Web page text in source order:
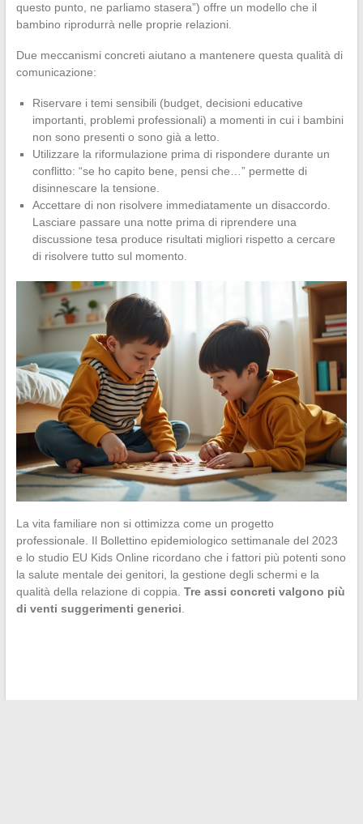
questo punto, ne parliamo stasera”) offre un modello che il
bambino riprodurrà nelle proprie relazioni.
Due meccanismi concreti aiutano a mantenere questa qualità di
comunicazione:
Riservare i temi sensibili (budget, decisioni educative
importanti, problemi professionali) a momenti in cui i bambini
non sono presenti o sono già a letto.
Utilizzare la riformulazione prima di rispondere durante un
conflitto: “se ho capito bene, pensi che…” permette di
disinnescare la tensione.
Accettare di non risolvere immediatamente un disaccordo.
Lasciare passare una notte prima di riprendere una
discussione tesa produce risultati migliori rispetto a cercare
di risolvere tutto sul momento.
La vita familiare non si ottimizza come un progetto
professionale. Il Bollettino epidemiologico settimanale del 2023
e lo studio EU Kids Online ricordano che i fattori più potenti sono
la salute mentale dei genitori, la gestione degli schermi e la
qualità della relazione di coppia. Tre assi concreti valgono più
di venti suggerimenti generici.